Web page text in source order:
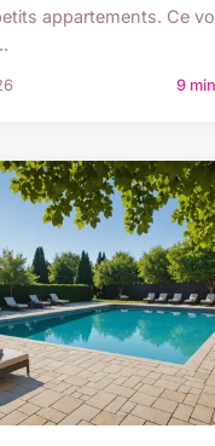
appartements. Ce
9